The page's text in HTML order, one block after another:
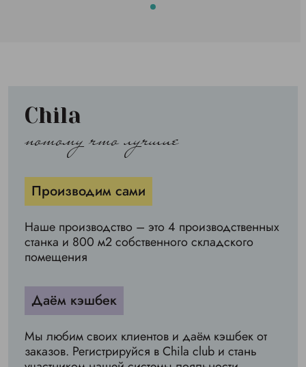
Chila
потому что лучшие
Производим сами
Наше производство – это 4 производственных
станка и 800 м2 собственного складского
помещения
Даём кэшбек
Мы любим своих клиентов и даём кэшбек от
заказов. Регистрируйся в Chila club и стань